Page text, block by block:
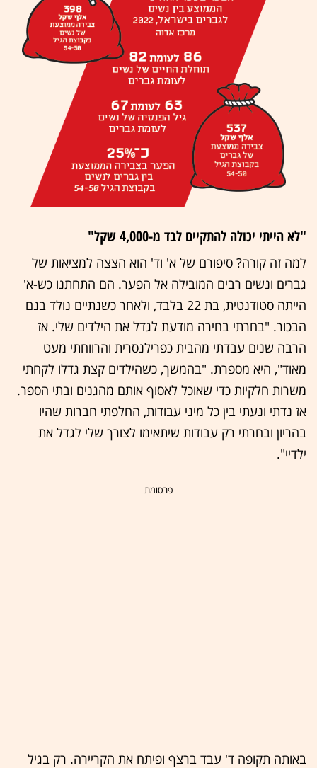
"לא הייתי יכולה להתקיים לבד מ-4,000 שקל"
למה זה קורה? סיפורם של א' וד' הוא הצצה למציאות של
גברים ונשים רבים המובילה אל הפער. הם התחתנו כש-א'
הייתה סטודנטית, בת 22 בלבד, ולאחר כשנתיים נולד בנם
הבכור. "בחרתי בחירה מודעת לגדל את הילדים שלי. אז
הרבה שנים עבדתי מהבית כפרילנסרית והרווחתי מעט
מאוד", היא מספרת. "בהמשך, כשהילדים קצת גדלו לקחתי
משרות חלקיות כדי שאוכל לאסוף אותם מהגנים ובתי הספר.
אז נדתי ונעתי בין כל מיני עבודות, החלפתי חברות שהיו
בהריון ובחרתי רק עבודות שיתאימו לצורך שלי לגדל את
ילדיי".
- פרסומת -
באותה תקופה ד' עבד ברצף ופיתח את הקריירה. רק בגיל